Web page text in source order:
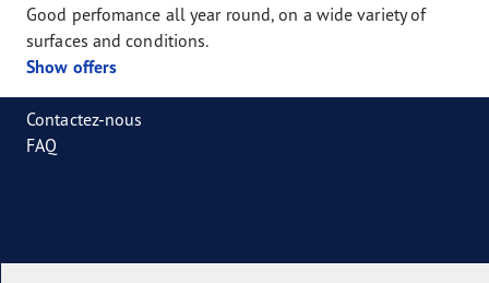
Good perfomance all year round, on a wide variety of
surfaces and conditions.
Show offers
Contactez-nous
FAQ